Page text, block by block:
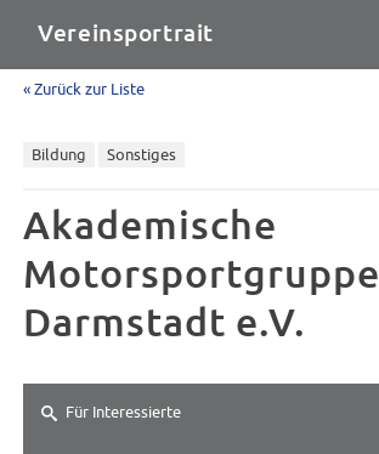
Vereinsportrait
« Zurück zur Liste
Bildung Sonstiges
Akademische
Motorsportgruppe
Darmstadt e.V.
Für Interessierte